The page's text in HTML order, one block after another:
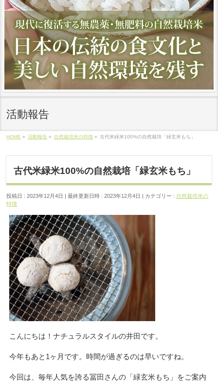
活動報告
HOME » 活動報告 » 自然栽培米の特徴 » 古代米緑米100%の自然栽培「緑玄米もち」
古代米緑米100%の自然栽培「緑玄米もち」
投稿日 : 2023年12月4日 最終更新日時 : 2023年12月4日 カテゴリー : 自然栽培米の
特徴
こんにちは！ナチュラルスタイルの井田です。
今年もあと1ヶ月です。時間が過ぎるのは早いですね。
今回は、毎年人気を誇る冨田さんの「緑玄米もち」をご案内